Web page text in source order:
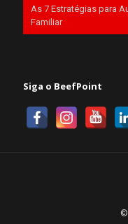
As 7 Estratégias para
Familiar
Siga o BeefPoint
©